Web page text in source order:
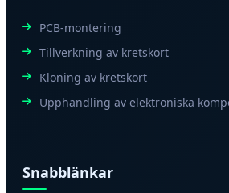
PCB-montering
Tillverkning av kretskort
Kloning av kretskort
Upphandling av elektroniska
Snabblänkar